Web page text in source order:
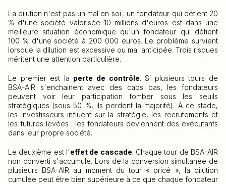
La dilution n'est pas un mal en soi : un fondateur qui détient 20
% d'une société valorisée 10 millions d'euros est dans une
meilleure situation économique qu'un fondateur qui détient
100 % d'une société à 200 000 euros. Le problème survient
lorsque la dilution est excessive ou mal anticipée. Trois risques
méritent une attention particulière.
Le premier est la perte de contrôle. Si plusieurs tours de
BSA-AIR s'enchainent avec des caps bas, les fondateurs
peuvent voir leur participation tomber sous les seuils
stratégiques (sous 50 %, ils perdent la majorité). À ce stade,
les investisseurs influent sur la stratégie, les recrutements et
les futures levées : les fondateurs deviennent des exécutants
dans leur propre société.
Le deuxième est l'effet de cascade. Chaque tour de BSA-AIR
non converti s'accumule. Lors de la conversion simultanée de
plusieurs BSA-AIR au moment du tour « pricé », la dilution
cumulée peut être bien supérieure à ce que chaque fondateur